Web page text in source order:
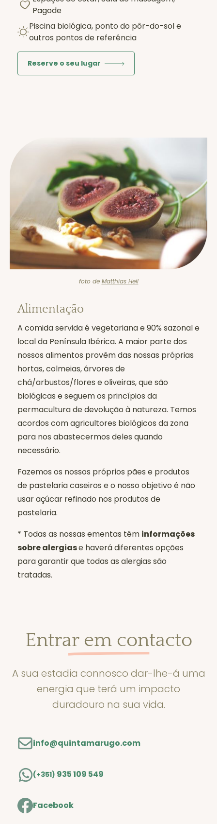
Pagode
Piscina biológica, ponto do pôr-do-sol e
outros pontos de referência
Reserve o seu lugar
Alimentação
A comida servida é vegetariana e 90% sazonal e
local da Península Ibérica. A maior parte dos
nossos alimentos provêm das nossas próprias
hortas, colmeias, árvores de
chá/arbustos/flores e oliveiras, que são
biológicas e seguem os princípios da
permacultura de devolução à natureza. Temos
acordos com agricultores biológicos da zona
para nos abastecermos deles quando
necessário.
Fazemos os nossos próprios pães e produtos
de pastelaria caseiros e o nosso objetivo é não
usar açúcar refinado nos produtos de
pastelaria.
* Todas as nossas ementas têm informações
sobre alergiase haverá diferentes opções
para garantir que todas as alergias são
tratadas.
foto de Matthias Heil
Entrar em contacto
A sua estadia connosco dar-lhe-á uma
energia que terá um impacto
duradouro na sua vida.
info@quintamarugo.com
(+351) 935 109 549
Facebook